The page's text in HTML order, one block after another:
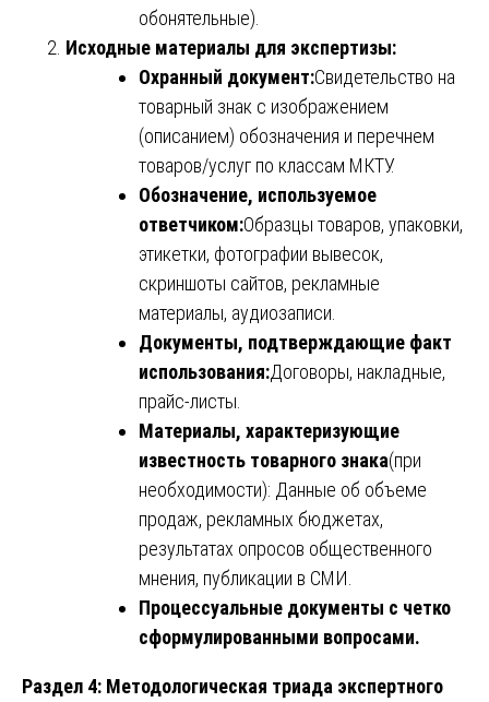
обонятельные).
Исходные материалы для экспертизы:
Охранный документ:Свидетельство на
товарный знак с изображением
(описанием) обозначения и перечнем
товаров/услуг по классам МКТУ.
Обозначение, используемое
ответчиком:Образцы товаров, упаковки,
этикетки, фотографии вывесок,
скриншоты сайтов, рекламные
материалы, аудиозаписи.
Документы, подтверждающие факт
использования:Договоры, накладные,
прайс-листы.
Материалы, характеризующие
известность товарного знака(при
необходимости): Данные об объеме
продаж, рекламных бюджетах,
результатах опросов общественного
мнения, публикации в СМИ.
Процессуальные документы с четко
сформулированными вопросами.
Раздел 4: Методологическая триада экспертного